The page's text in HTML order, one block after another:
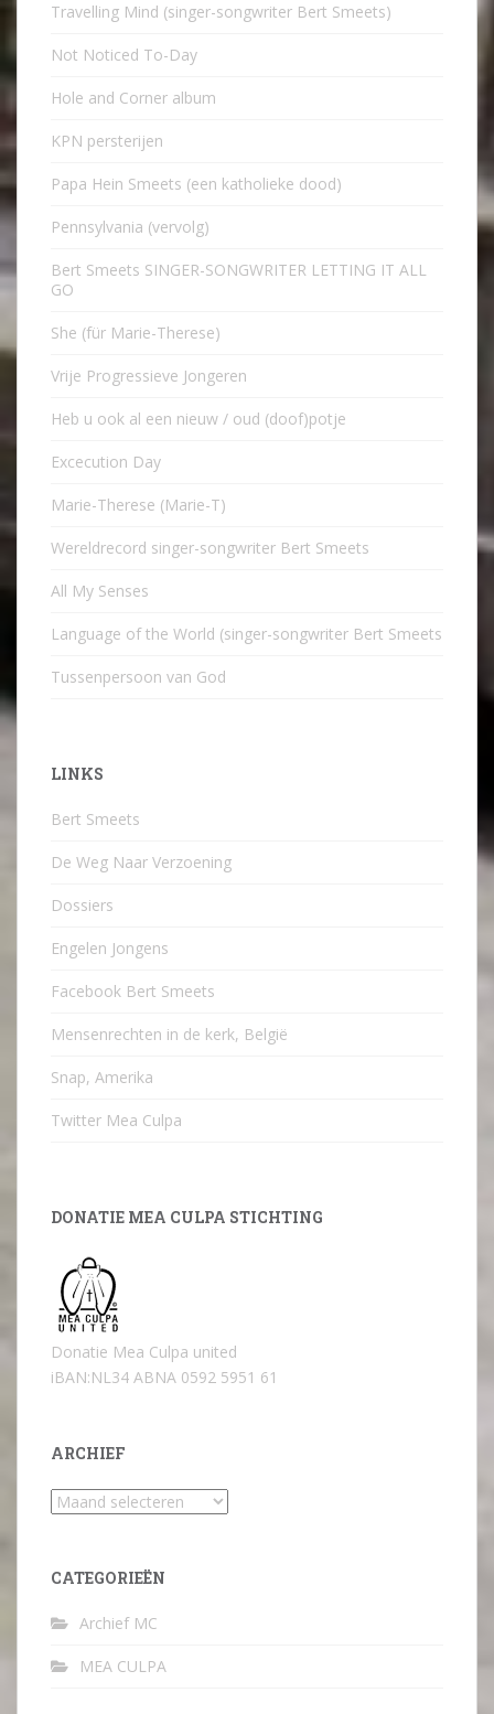
Travelling Mind (singer-songwriter Bert Smeets)
Not Noticed To-Day
Hole and Corner album
KPN persterijen
Papa Hein Smeets (een katholieke dood)
Pennsylvania (vervolg)
Bert Smeets SINGER-SONGWRITER LETTING IT ALL
GO
She (für Marie-Therese)
Vrije Progressieve Jongeren
Heb u ook al een nieuw / oud (doof)potje
Excecution Day
Marie-Therese (Marie-T)
Wereldrecord singer-songwriter Bert Smeets
All My Senses
Language of the World (singer-songwriter Bert Smeets
Tussenpersoon van God
LINKS
Bert Smeets
De Weg Naar Verzoening
Dossiers
Engelen Jongens
Facebook Bert Smeets
Mensenrechten in de kerk, België
Snap, Amerika
Twitter Mea Culpa
DONATIE MEA CULPA STICHTING
Donatie Mea Culpa united
iBAN:NL34 ABNA 0592 5951 61
ARCHIEF
Archief
CATEGORIEËN
Archief MC
MEA CULPA